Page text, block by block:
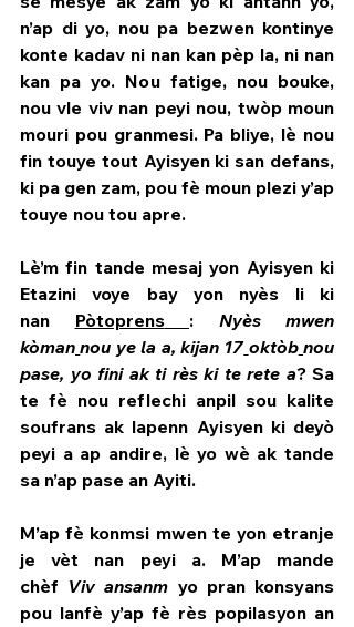
n’ap di yo, nou pa bezwen kontinye
konte kadav ni nan kan pèp la, ni nan
kan pa yo. Nou fatige, nou bouke,
nou vle viv nan peyi nou, twòp moun
mouri pou granmesi. Pa bliye, lè nou
fin touye tout Ayisyen ki san defans,
ki pa gen zam, pou fè moun plezi y’ap
touye nou tou apre.
Lè’m fin tande mesaj yon Ayisyen ki
Etazini voye bay yon nyès li ki
nan Pòtoprens : Nyès
mwen
kòman nou ye la a, kijan 17 oktòb nou
pase, yo fini ak ti rès ki te rete a? Sa
te fè nou reflechi anpil sou kalite
soufrans ak lapenn Ayisyen ki deyò
peyi a ap andire, lè yo wè ak tande
sa n’ap pase an Ayiti.
M’ap fè konmsi mwen te yon etranje
je vèt nan peyi a. M’ap mande
chèf Viv ansanm yo pran konsyans
pou lanfè y’ap fè rès popilasyon an